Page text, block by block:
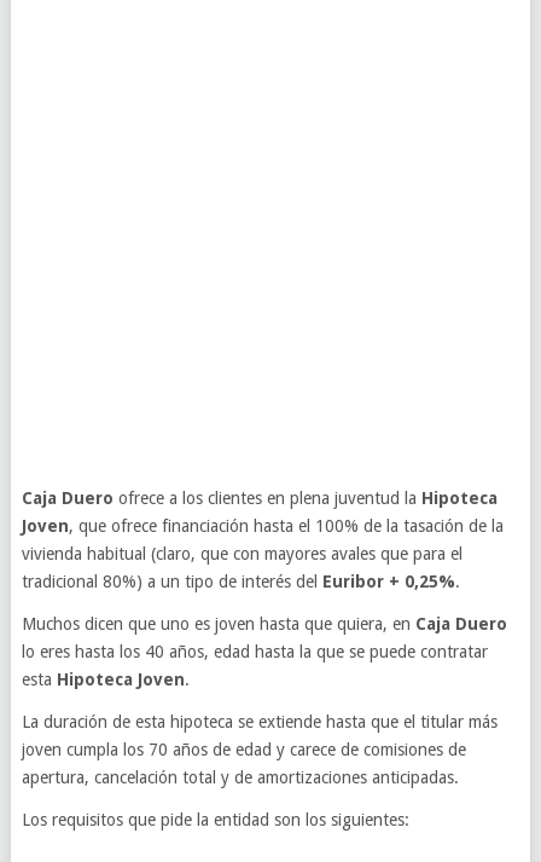
Caja Duero ofrece a los clientes en plena juventud la Hipoteca
Joven, que ofrece financiación hasta el 100% de la tasación de la
vivienda habitual (claro, que con mayores avales que para el
tradicional 80%) a un tipo de interés del Euribor + 0,25%.
Muchos dicen que uno es joven hasta que quiera, en Caja Duero
lo eres hasta los 40 años, edad hasta la que se puede contratar
esta Hipoteca Joven.
La duración de esta hipoteca se extiende hasta que el titular más
joven cumpla los 70 años de edad y carece de comisiones de
apertura, cancelación total y de amortizaciones anticipadas.
Los requisitos que pide la entidad son los siguientes: